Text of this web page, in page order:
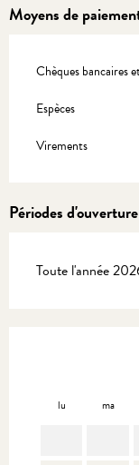
Moyens de
Chèques bancaires
Espèces
Virements
Périodes d'ouverture
Toute l'année
lu ma